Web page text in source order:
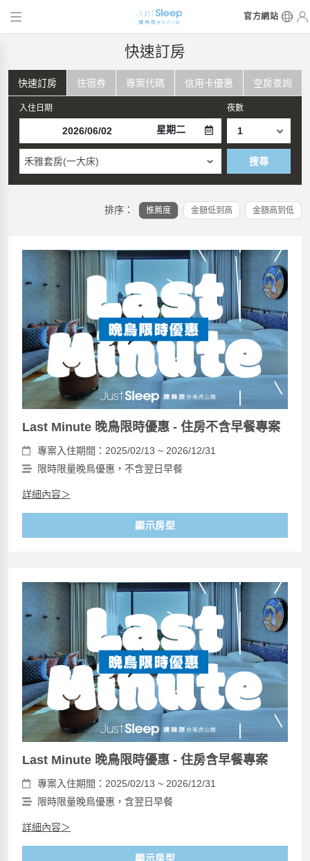
官方網站
快速訂房
快速訂房 住宿券 專案代碼 信用卡優惠 空房查詢
入住日期
星期二
夜數
禾雅套房(一大床) 搜尋
排序： 推薦度 金額低到高 金額高到低
Last Minute 晚鳥限時優惠 - 住房不含早餐專案
專案入住期間：2025/02/13 ~ 2026/12/31
限時限量晚鳥優惠，不含翌日早餐
詳細內容＞
顯示房型
Last Minute 晚鳥限時優惠 - 住房含早餐專案
專案入住期間：2025/02/13 ~ 2026/12/31
限時限量晚鳥優惠，含翌日早餐
詳細內容＞
顯示房型